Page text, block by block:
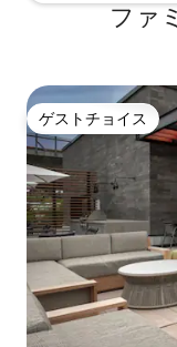
ファ
ゲストチョイス
ゲストチョイス